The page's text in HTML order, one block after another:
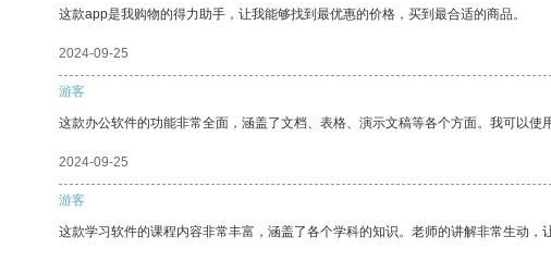
这款app是我购物的得力助手，让我能够找到最优惠的价格，买到最合适的商品。
2024-09-25
游客
这款办公软件的功能非常全面，涵盖了文档、表格、演示文稿等各个方面。我可以使
2024-09-25
游客
这款学习软件的课程内容非常丰富，涵盖了各个学科的知识。老师的讲解非常生动，